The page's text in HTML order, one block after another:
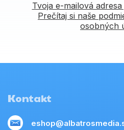
Tvoja e-mailová
Prečítaj si naše
osobných
Kontakt